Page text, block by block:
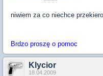
niwiem za co niechce
Brdzo proszę o pomoc
Klycior
18.04.2009